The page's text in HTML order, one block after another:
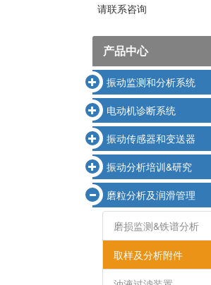
请联系咨询
产品中心
振动监测和分析系统
电动机诊断系统
振动传感器和变送器
振动分析培训&研究
磨粒分析及润滑管理
磨损监测&铁谱分析
取样及分析附件